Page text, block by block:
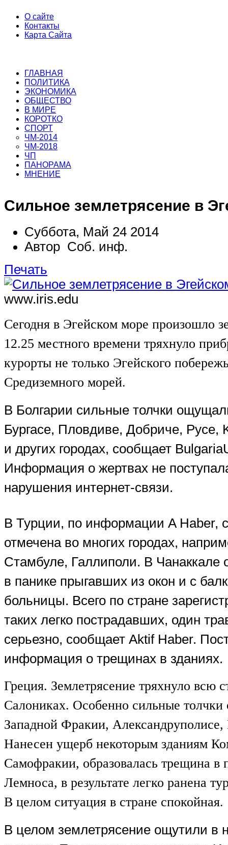
О сайте
Контакты
Карта Сайта
ГЛАВНАЯ
ПОЛИТИКА
ЭКОНОМИКА
ОБЩЕСТВО
В МИРЕ
КОРОТКО
СПОРТ
ЧМ-2014
ЧМ-2018
ЧП
ПАНОРАМА
МНЕНИЕ
Сильное землетрясение в
Суббота, Май 24 2014
Автор Соб. инф.
Печать
www.iris.edu
Сегодня в Эгейском море произошло
12.25 местного времени тряхнуло
курорты не только Эгейского
Средиземного морей.
В Болгарии сильные толчки
Бургасе, Пловдиве, Добриче,
и других городах, сообщает
Информация о жертвах не
нарушения интернет-связи.
В Турции, по информации A Haber,
отмечена во многих городах,
Стамбуле, Галлиполи. В Чанаккале
в панике прыгавших из окон и с
больницы. Всего по стране
таких легко пострадавших, один
серьезно, сообщает Aktif Haber.
информация о трещинах в зданиях.
Греция. Землетрясение тряхнуло всю
Салониках. Особенно сильные толчки
Западной Фракии,
Нанесен ущерб некоторым зданиям
Самофракии, образовалась трещина в
Лемноса, в результате легко ранена
В целом ситуация в стране спокойная.
В целом землетрясение ощутили в